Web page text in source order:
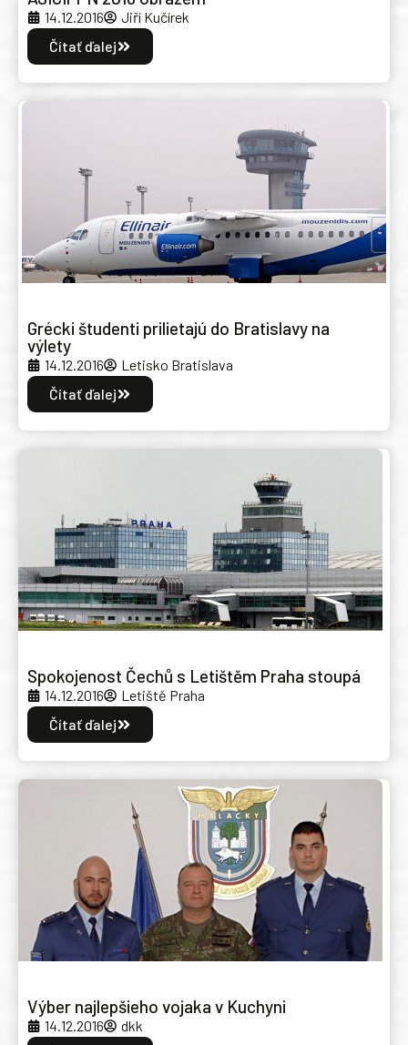
14.12.2016
Jiří Kučírek
Čítať ďalej
Grécki študenti prilietajú do Bratislavy na
výlety
14.12.2016
Letisko Bratislava
Čítať ďalej
Spokojenost Čechů s Letištěm Praha stoupá
14.12.2016
Letiště Praha
Čítať ďalej
Výber najlepšieho vojaka v Kuchyni
14.12.2016
dkk